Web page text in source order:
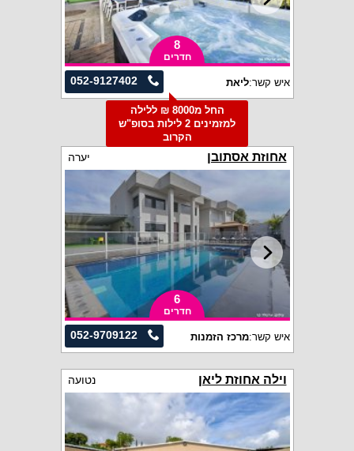
8
חדרים
052-9127402 איש קשר:ליאת
החל מ8000 ₪ ללילה
למזמינים 2 לילות בסופ"ש
הקרוב
אחוזת אסתובן יערה
6
חדרים
052-9709122 איש קשר:מרכז הזמנות
וילה אחוזת ליאן נטועה